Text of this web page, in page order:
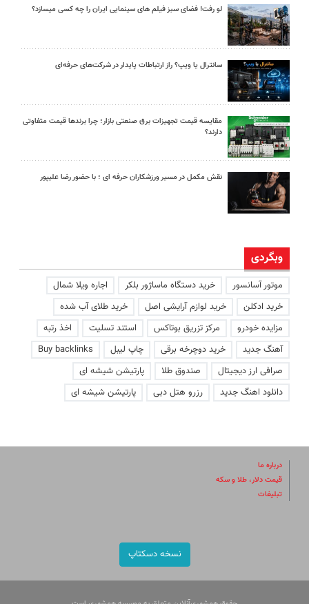
لو رفت! فضای سبز فیلم های سینمایی ایران را چه کسی میسازد؟
سانترال یا ویپ؟ راز ارتباطات پایدار در شرکت‌های حرفه‌ای
مقایسه قیمت تجهیزات برق صنعتی بازار؛ چرا برندها قیمت متفاوتی
دارند؟
نقش مکمل در مسیر ورزشکاران حرفه ای ؛ با حضور رضا علیپور
وبگردی
موتور آسانسور خرید دستگاه ماساژور بلکر
اجاره ویلا شمال
خرید ادکلن
خرید لوازم آرایشی اصل
خرید طلای آب شده
مزایده خودرو
مرکز تزریق بوتاکس استند تسلیت
اخذ رتبه
آهنگ جدید
خرید دوچرخه برقی چاپ لیبل
Buy backlinks
صرافی ارز دیجیتال
صندوق طلا
پارتیشن شیشه ای
دانلود اهنگ جدید
رزرو هتل دبی پارتیشن شیشه ای
درباره ما
قیمت دلار، طلا و سکه
تبلیغات
نسخه دسکتاپ